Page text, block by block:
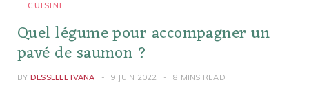
CUISINE
Quel légume pour accompagner un
pavé de saumon ?
BY DESSELLE IVANA 9 JUIN 2022 8 MINS READ